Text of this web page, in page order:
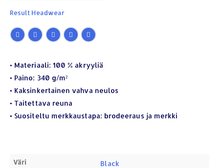
Result Headwear
• Materiaali: 100 % akryyliä
• Paino: 340 g/m²
• Kaksinkertainen vahva neulos
• Taitettava reuna
• Suositeltu merkkaustapa: brodeeraus ja merkki
Väri Black
Osoite: Hikivuorenkatu 14 C 20, 33710 Tampere
Puhelin: 040-7549431
Sähköposti: royal.yrityslahjat@gmail.com
ETSI TUOTTEITA